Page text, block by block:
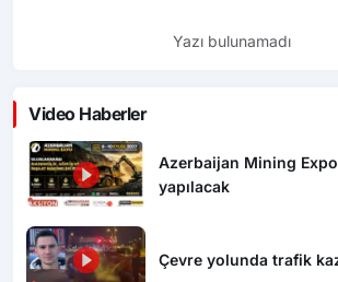
Yazı bulunamadı
Video Haberler
Azerbaijan Mining
yapılacak
Çevre yolunda trafik